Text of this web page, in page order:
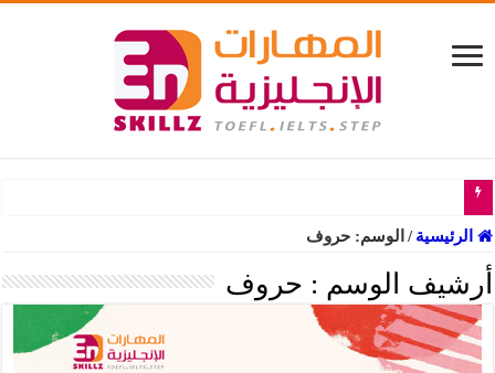
الرئيسية / الوسم:حروف
أرشيف الوسم : حروف